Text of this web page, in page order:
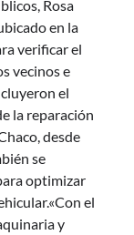
Rosa
en la
verificar el
vecinos e
el
la reparación
desde
se
optimizar
el
y